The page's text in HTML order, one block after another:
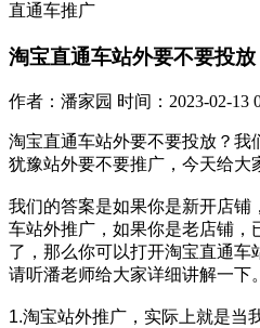
直通车推广
淘宝直通车站外要不要投
作者：潘家园 时间：2023-02-13
淘宝直通车站外要不要投放？我
犹豫站外要不要推广，今天给大
我们的答案是如果你是新开店铺
车站外推广，如果你是老店铺，
了，那么你可以打开淘宝直通车
请听潘老师给大家详细讲解一下。
1.淘宝站外推广，实际上就是当